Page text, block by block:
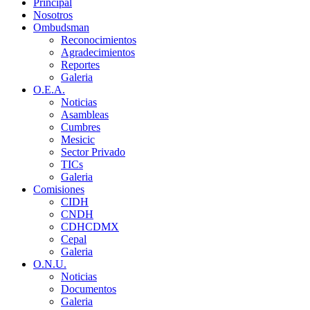
Nosotros
Ombudsman
Reconocimientos
Agradecimientos
Reportes
Galeria
O.E.A.
Noticias
Asambleas
Cumbres
Mesicic
Sector Privado
TICs
Galeria
Comisiones
CIDH
CNDH
CDHCDMX
Cepal
Galeria
O.N.U.
Noticias
Documentos
Galeria